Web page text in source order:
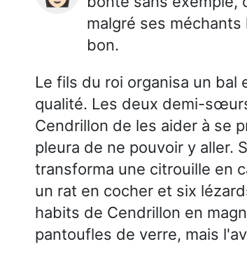
malgré ses
bon.
Le fils du roi organisa un
qualité. Les deux demi-
Cendrillon de les aider à se
pleura de ne pouvoir y aller.
transforma une citrouille en
un rat en cocher et six
habits de Cendrillon en
pantoufles de verre, mais